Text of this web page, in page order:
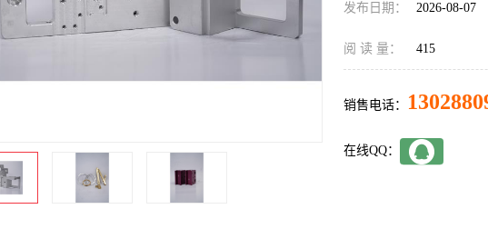
发布日期： 2026-08-07
阅 读 量： 415
销售电话：
在线QQ：